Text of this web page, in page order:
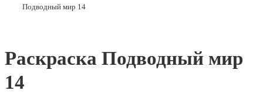
Подводный мир 14
Раскраска Подводный мир
14